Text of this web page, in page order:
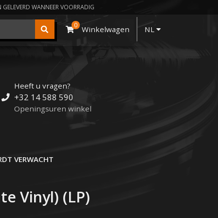
WANNEER VOORRADIG
0 Winkelwagen NL
Heeft u vragen?
+32 14 588 590
Openingsuren winkel
VERWACHT
Vinyl) (LP)